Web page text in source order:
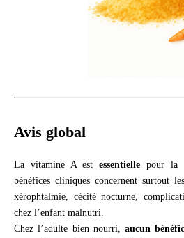
Avis global
La vitamine A estessentielle pour la
bénéfices cliniques concernent surtout
xérophtalmie, cécité nocturne,
chez l’enfant malnutri.
Chez l’adulte bien nourri, aucun